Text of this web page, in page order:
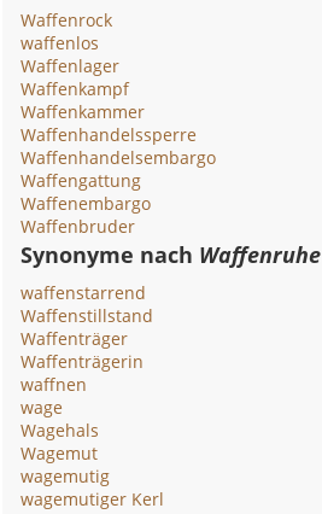
Waffenrock
waffenlos
Waffenlager
Waffenkampf
Waffenkammer
Waffenhandelssperre
Waffenhandelsembargo
Waffengattung
Waffenembargo
Waffenbruder
Synonyme nach Waffenruhe
waffenstarrend
Waffenstillstand
Waffenträger
Waffenträgerin
waffnen
wage
Wagehals
Wagemut
wagemutig
wagemutiger Kerl